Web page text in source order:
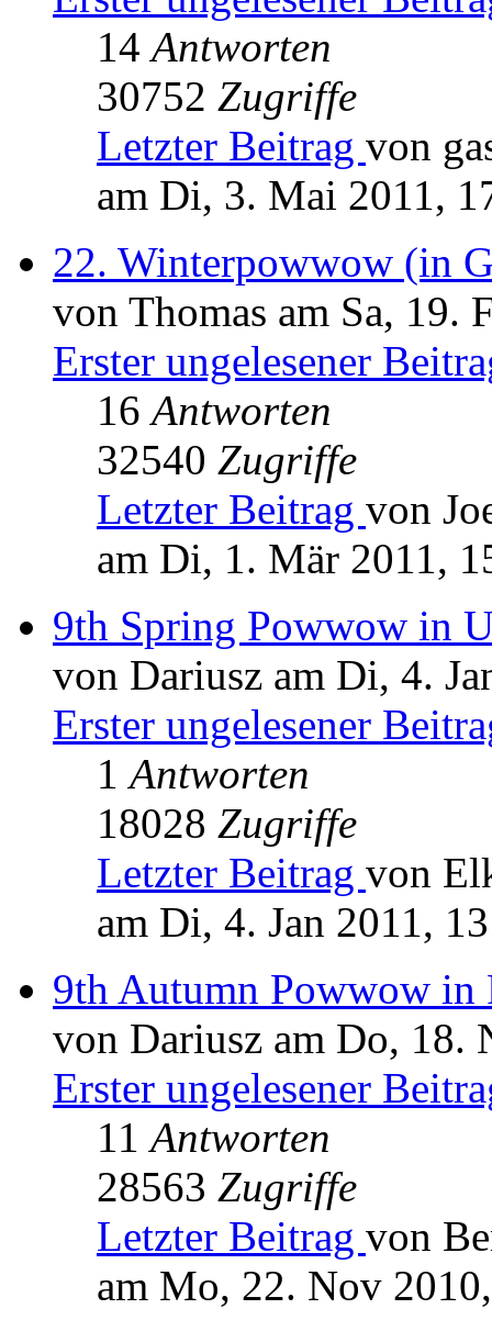
14Antworten
30752 Zugriffe
Letzter Beitrag von
am Di, 3. Mai 2011,
22. Winterpowwow (in
von Thomas am Sa, 19.
Erster ungelesener
16Antworten
32540 Zugriffe
Letzter Beitrag von
am Di, 1. Mär 2011,
9th Spring Powwow in
von Dariusz am Di, 4.
Erster ungelesener
1Antworten
18028 Zugriffe
Letzter Beitrag von
am Di, 4. Jan 2011,
9th Autumn Powwow in
von Dariusz am Do, 18.
Erster ungelesener
11Antworten
28563 Zugriffe
Letzter Beitrag von
am Mo, 22. Nov